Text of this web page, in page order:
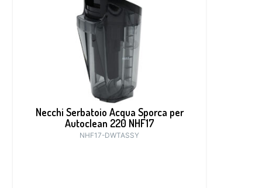
Necchi Serbatoio Acqua Sporca per
Autoclean 220 NHF17
NHF17-DWTASSY